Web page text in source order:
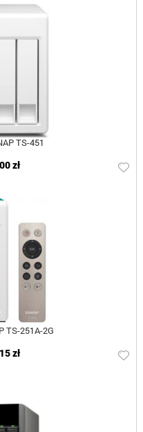
TS-451
zł
TS-251A-2G
zł